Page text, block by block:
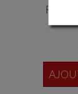
Fraise